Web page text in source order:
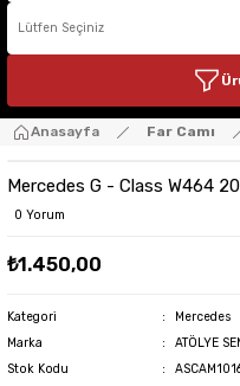
Anasayfa Far Camı
Mercedes G - Class W464
0 Yorum
₺1.450,00
Kategori
Mercedes
Marka
ATÖLYE
Stok Kodu